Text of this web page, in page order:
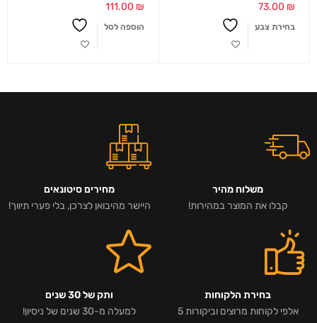
73.00 ₪
בחירת צבע
111.00 ₪
הוספה לסל
משלוח מהיר
קבלו את המוצר במהירות!
מחירים סיטונאים
היישר מהיבואן לצרכן, בלי פערי תיווך!
בחירת הלקוחות
אלפי לקוחות מרוצים וביקורות 5
ותק של 30 שנים
למעלה מ-30 שנים של ניסיון!